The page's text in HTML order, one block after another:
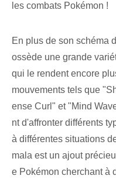
les combats Pokémon !
En plus de son schéma
ossède une grande
qui le rendent encore
mouvements tels que
ense Curl" et "Mind
nt d'affronter différents
à différentes situations
mala est un ajout
e Pokémon cherchant à